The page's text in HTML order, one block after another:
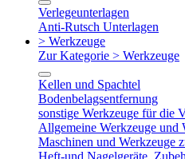
Verlegeunterlagen
Anti-Rutsch Unterlagen
> Werkzeuge
Zur Kategorie > Werkzeuge
Kellen und Spachtel
Bodenbelagsentfernung
sonstige Werkzeuge für die
Allgemeine Werkzeuge und
Maschinen und Werkzeuge
Heft-und Nagelgeräte,